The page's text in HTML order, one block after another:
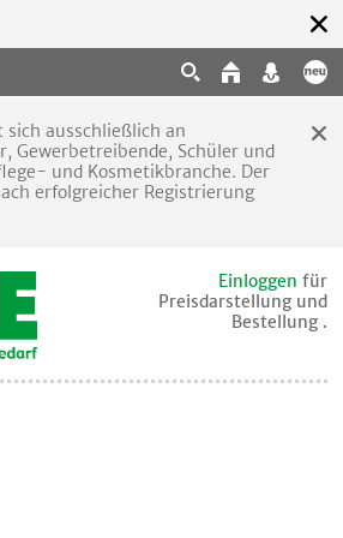
ausschließlich an
Gewerbetreibende, Schüler und
und Kosmetikbranche. Der
erfolgreicher Registrierung
Einloggen für
Preisdarstellung und
Bestellung .